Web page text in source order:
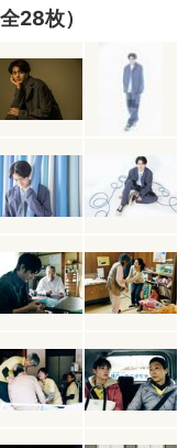
28枚）